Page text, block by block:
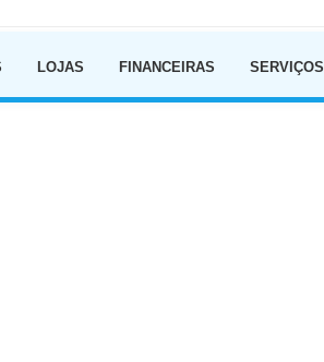
LOJAS FINANCEIRAS SERVIÇOS